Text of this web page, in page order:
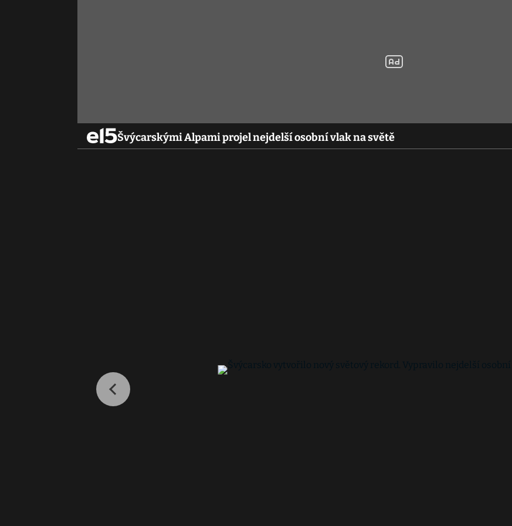
Švýcarskými Alpami projel nejdelší osobní vlak na světě